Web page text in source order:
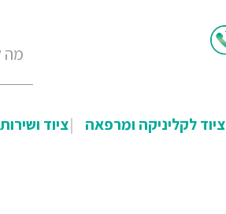
ציוד לקליניקה ומרפאה ציוד